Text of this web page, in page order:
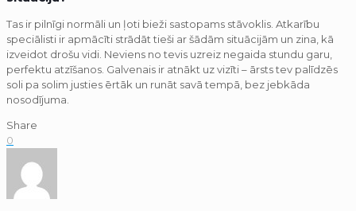
Tas ir pilnīgi normāli un ļoti bieži sastopams stāvoklis. Atkarību
speciālisti ir apmācīti strādāt tieši ar šādām situācijām un zina, kā
izveidot drošu vidi. Neviens no tevis uzreiz negaida stundu garu,
perfektu atzīšanos. Galvenais ir atnākt uz vizīti – ārsts tev palīdzēs
soli pa solim justies ērtāk un runāt savā tempā, bez jebkāda
nosodījuma.
Share
0